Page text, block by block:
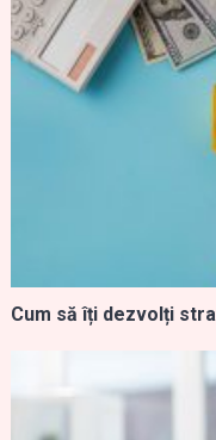
Cum să îți dezvolți